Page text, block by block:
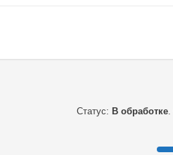
Статус: В обработке.